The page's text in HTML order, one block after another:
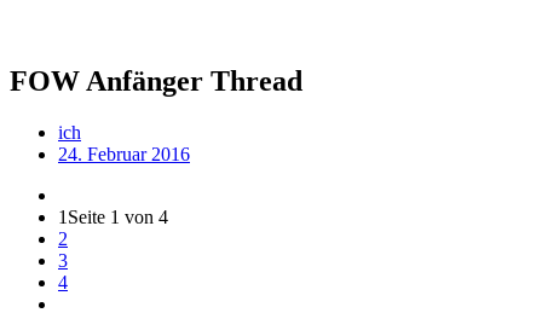
FOW Anfänger Thread
ich
24. Februar 2016
1 Seite 1 von 4
2
3
4